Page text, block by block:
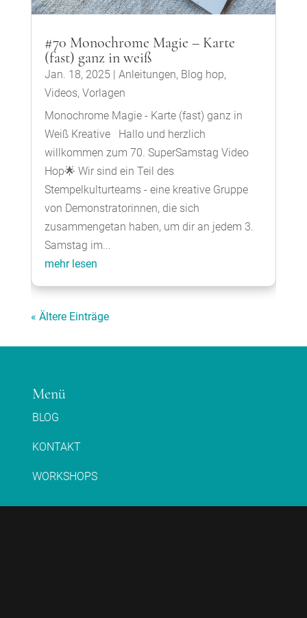
#70 Monochrome Magie – Karte
(fast) ganz in weiß
Jan. 18, 2025 Anleitungen, Blog hop,
Videos, Vorlagen
Monochrome Magie - Karte (fast) ganz in
Weiß Kreative Hallo und herzlich
willkommen zum 70. SuperSamstag Video
Hop🌟 Wir sind ein Teil des
Stempelkulturteams - eine kreative Gruppe
von Demonstratorinnen, die sich
zusammengetan haben, um dir an jedem 3.
Samstag im...
mehr lesen
« Ältere Einträge
Menü
BLOG
KONTAKT
WORKSHOPS